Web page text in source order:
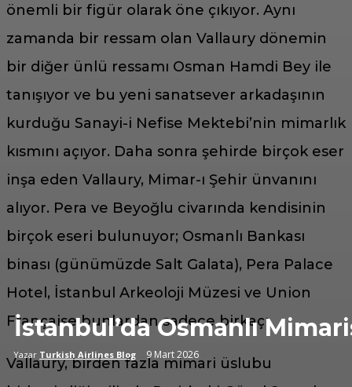
İstanbul’da Osmanlı
Yazar Turkish Airlines Blog 9 Mart 2026
önemli bir figür olarak öne çıkıyor. Aynı
zamanda bir ressam olan Vallaury dönemin
bir diğer ünlü ressamı Osman Hamdi Bey ile
tanışıyor ve bu yeni sanatsever arkadaşının
kurduğu Sanayi-i Nefise Mektebi’nin mimarlık
kısmını açıyor. Daha sonra şehirde birçok eser
inşa eden Vallaury, Mimar-ı Şehir ünvanını
alıyor. Pera ve Beyoğlu civarında kendisinin
birçok eseri bulunuyor; Osmanlı Bankası
binası (günümüzde Salt Galata), Pera Palace
Hotel, İstanbul Arkeoloji Müzesi ve Union
Française bunlardan sadece birkaçı.
Vallaury, birden fazla mimari üslubu